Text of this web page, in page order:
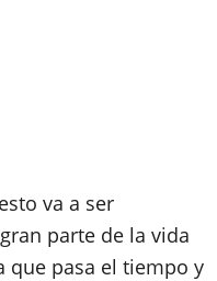
va a ser
parte de la vida
que pasa el tiempo y